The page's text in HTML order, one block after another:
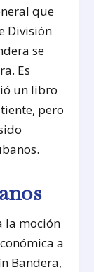
que
División
se
Es
un libro
pero
la moción
a
Bandera,